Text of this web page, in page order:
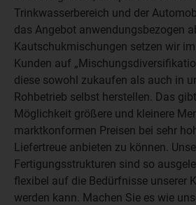
Trinkwasserbereich und der
das Angebot anwendungsbezogen
Kautschukmischungen setzen wir
Kunden auf
diese sowohl zukaufen als auch in
Rohbetrieb selbst herstellen. Das
Möglichkeit größere und kleinere
marktkonformen Preisen bei sehr
Liefertreue anbieten zu können.
Fertigungsstrukturen sind so
flexibel auf die Bedürfnisse unserer
werden kann. Machen Sie es wie